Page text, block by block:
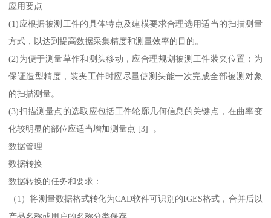
应用要点
(1)应根据被测工件的具体特点及建模要求合理选用适当的扫描测量
方式，以达到提高数据采集精度和测量效率的目的。
(2)为便于测量草作和测头移动，应合理规划被测工件装夹位置；为
保证造型精度，装夹工件时应尽量使测头能一次完成全部被测对象
的扫描测量。
(3)扫描测量点的选取应包括工件轮廓几何信息的关键点，在曲率变
化较明显的部位应适当增加测量点 [3] 。
数据管理
数据转换
数据转换的任务和要求：
（1）将测量数据格式转化为CAD软件可识别的IGES格式，合并后以